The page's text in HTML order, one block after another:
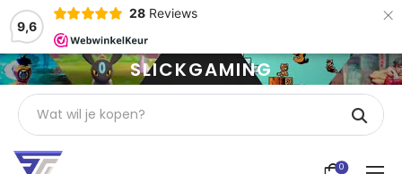
9,6
28 Reviews ×
SLICKGAMING
0